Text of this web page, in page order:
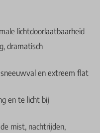
lichtdoorlaatbaarheid
dramatisch
en extreem flat
en te licht bij
mist, nachtrijden,